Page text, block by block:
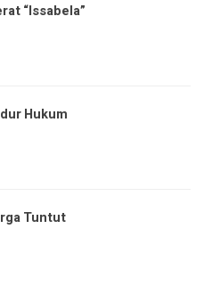
“Issabela”
Hukum
Tuntut